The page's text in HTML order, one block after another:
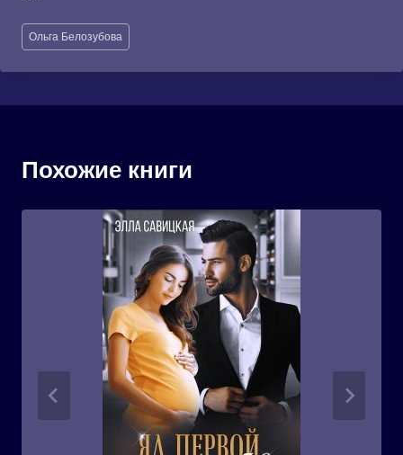
Метки
записи:
Ольга Белозубова
Похожие книги